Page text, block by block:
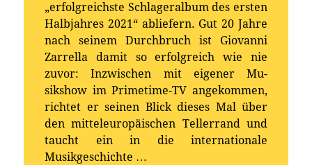
„erfolgreichste Schlageralbum des ersten
Halbjahres 2021“ abliefern. Gut 20 Jahre
nach seinem Durchbruch ist Giovanni
Zarrella damit so erfolgreich wie nie
zuvor: Inzwischen mit eigener Mu-
sikshow im Primetime-TV angekommen,
richtet er seinen Blick dieses Mal über
den mitteleuropäischen Tellerrand und
taucht ein in die internationale
Musikgeschichte …